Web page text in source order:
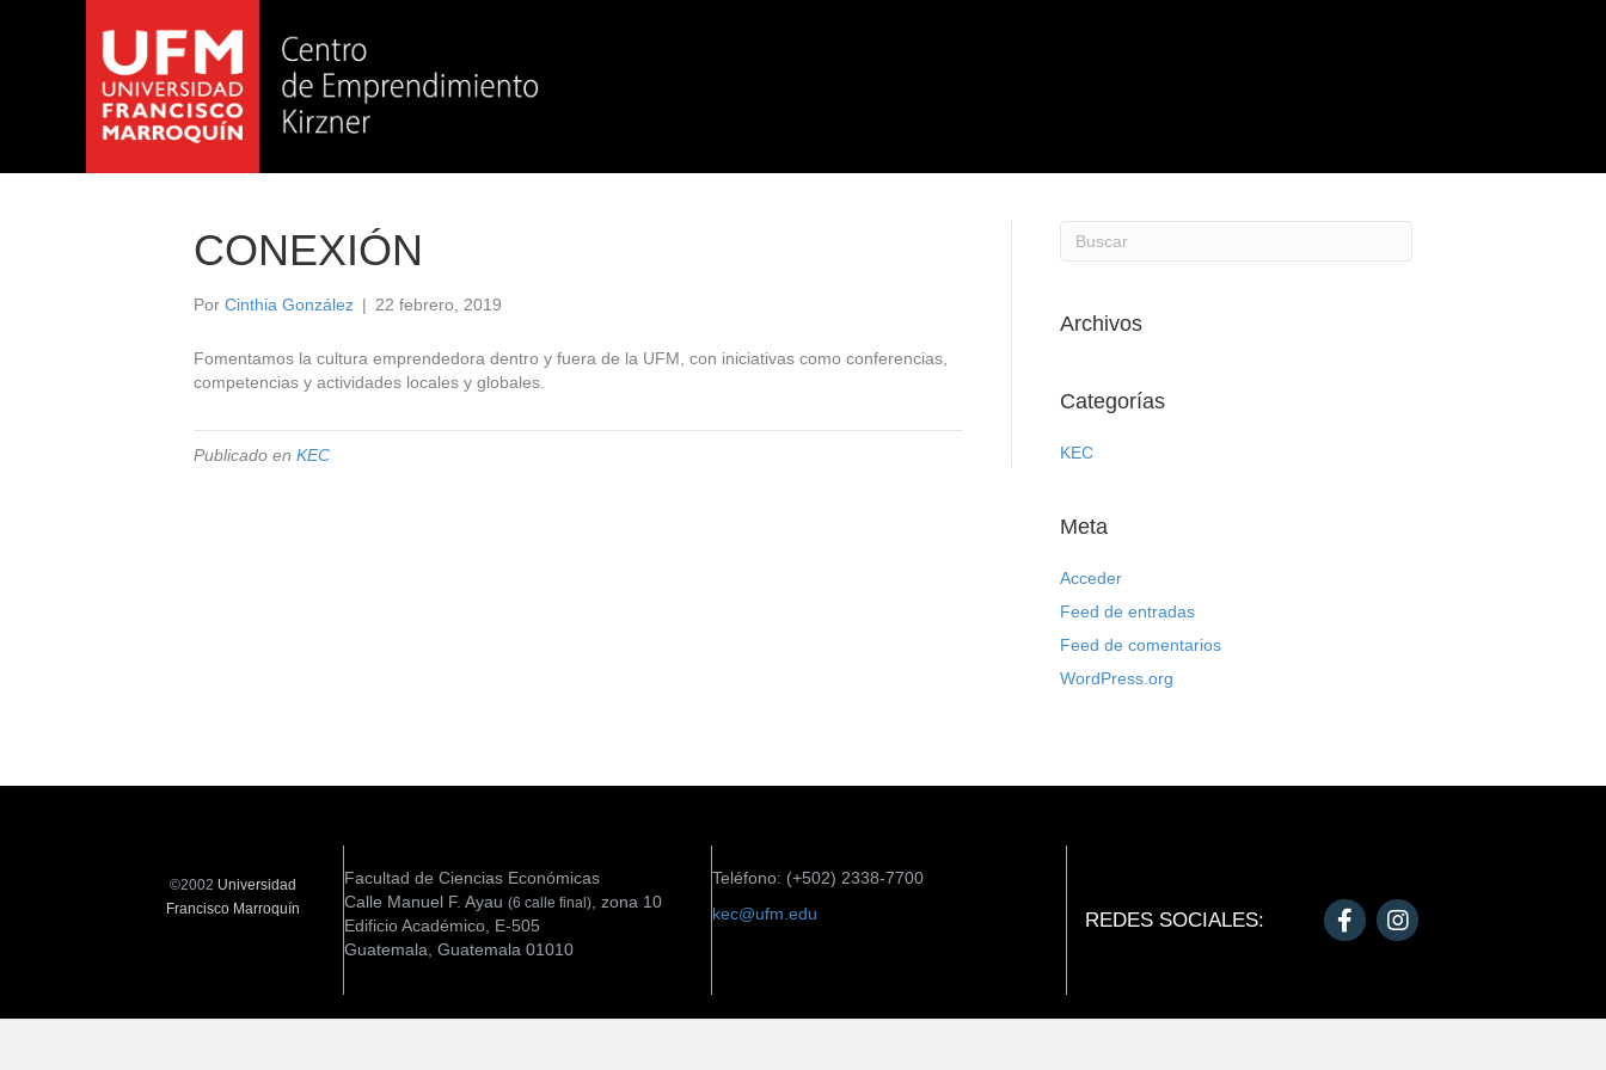
CONEXIÓN
Por Cinthia González | 22 febrero, 2019
Fomentamos la cultura emprendedora dentro y fuera de la UFM, con iniciativas como conferencias,
competencias y actividades locales y globales.
Publicado en KEC
Archivos
Categorías
KEC
Meta
Acceder
Feed de entradas
Feed de comentarios
WordPress.org
©2002 Universidad
Francisco Marroquín
Facultad de Ciencias Económicas
Calle Manuel F. Ayau (6 calle final) , zona 10
Edificio Académico, E-505
Guatemala, Guatemala 01010
Teléfono: (+502) 2338-7700
kec@ufm.edu
REDES SOCIALES: